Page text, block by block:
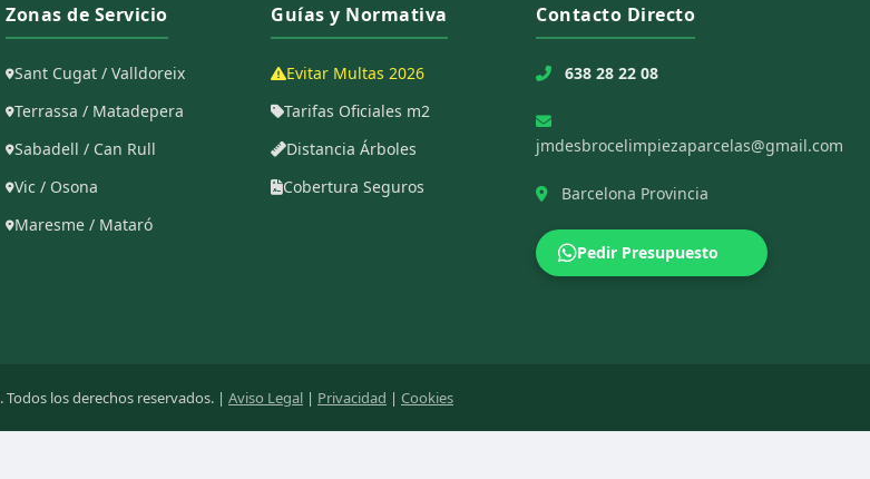
Zonas de Servicio
Sant Cugat / Valldoreix
Terrassa / Matadepera
Sabadell / Can Rull
Vic / Osona
Maresme / Mataró
Guías y Normativa
Evitar Multas 2026
Tarifas Oficiales m2
Distancia Árboles
Cobertura Seguros
Contacto Directo
638 28 22 08
jmdesbrocelimpiezaparcelas@gmail.com
Barcelona Provincia
Pedir Presupuesto
. Todos los derechos reservados. | Aviso Legal | Privacidad | Cookies